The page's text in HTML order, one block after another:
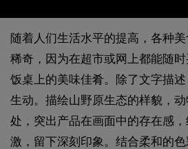
随着人们生活水平的提高，各种
稀奇，因为在超市或网上都能随
饭桌上的美味佳肴。除了文字描
生动。描绘山野原生态的样貌，
处，突出产品在画面中的存在感
激，留下深刻印象。结合柔和的